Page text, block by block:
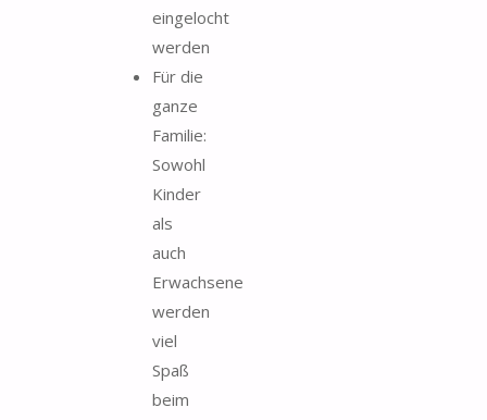
eingelocht
werden
Für die
ganze
Familie:
Sowohl
Kinder
als
auch
Erwachsene
werden
viel
Spaß
beim